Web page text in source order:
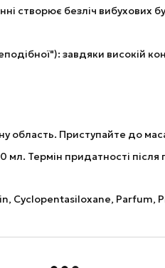
створює безліч вибухових
завдяки високій
область. Приступайте до
Термін придатності
Cyclopentasiloxane,